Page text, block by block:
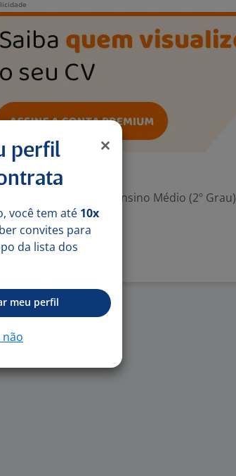
Escolaridade Mínima: Ensino Médio (2º Grau)
Denunciar vaga
perfil
você tem até 10x
convites para
da lista dos
meu perfil
não